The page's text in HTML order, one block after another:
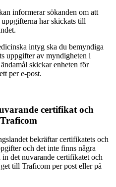
informerar sökanden om att
har skickats till
intyg ska du bemyndiga
uppgifter av myndigheten i
skickar enheten för
per e-post.
certifikat och
bekräftar certifikatets och
och det inte finns några
det nuvarande certifikatet och
till Traficom per post eller på